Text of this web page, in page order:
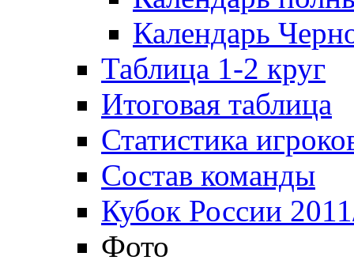
Календарь
Таблица 1-2 круг
Итоговая таблица
Статистика
Состав команды
Кубок России
Фото